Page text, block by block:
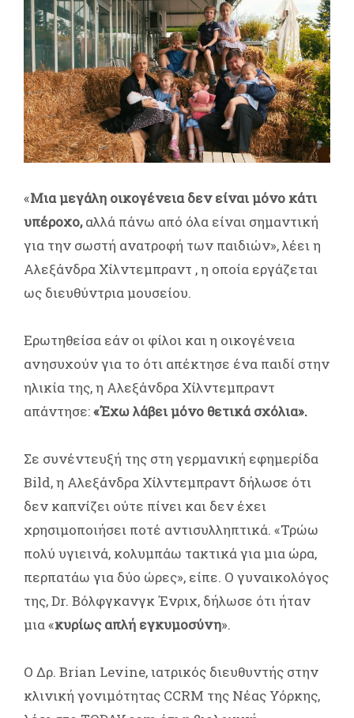
«Μια μεγάλη οικογένεια δεν είναι μόνο κάτι
υπέροχο,αλλά πάνω από όλα είναι σημαντική
για την σωστή ανατροφή των παιδιών», λέει η
Αλεξάνδρα Χίλντεμπραντ , η οποία εργάζεται
ως διευθύντρια μουσείου.
Ερωτηθείσα εάν οι φίλοι και η οικογένεια
ανησυχούν για το ότι απέκτησε ένα παιδί στην
ηλικία της, η Αλεξάνδρα Χίλντεμπραντ
απάντησε:«Έχω λάβει μόνο θετικά σχόλια».
Σε συνέντευξή της στη γερμανική εφημερίδα
Bild, η Αλεξάνδρα Χίλντεμπραντ δήλωσε ότι
δεν καπνίζει ούτε πίνει και δεν έχει
χρησιμοποιήσει ποτέ αντισυλληπτικά. «Τρώω
πολύ υγιεινά, κολυμπάω τακτικά για μια ώρα,
περπατάω για δύο ώρες», είπε. Ο γυναικολόγος
της, Dr. Βόλφγκανγκ Ένριχ, δήλωσε ότι ήταν
μια «κυρίως απλή εγκυμοσύνη».
Ο Δρ. Brian Levine, ιατρικός διευθυντής στην
κλινική γονιμότητας CCRM της Νέας Υόρκης,